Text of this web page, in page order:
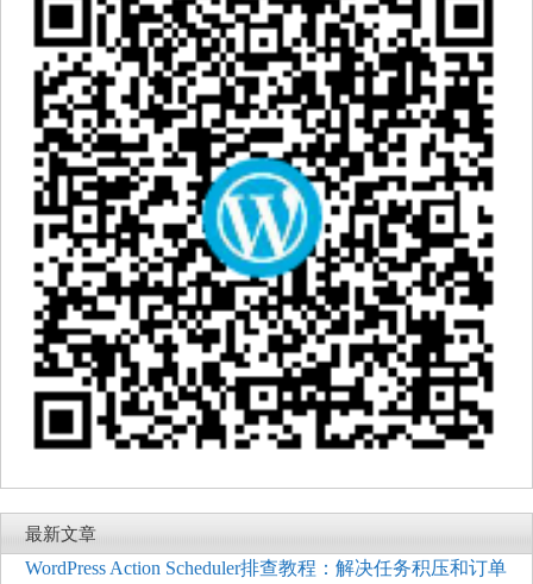
最新文章
WordPress Action Scheduler排查教程：解决任务积压和订单